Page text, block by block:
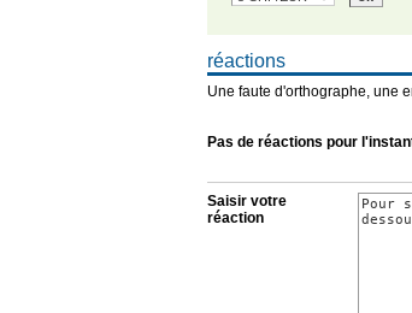
réactions
Une faute d'orthographe, une
Pas de réactions pour
Saisir votre
réaction